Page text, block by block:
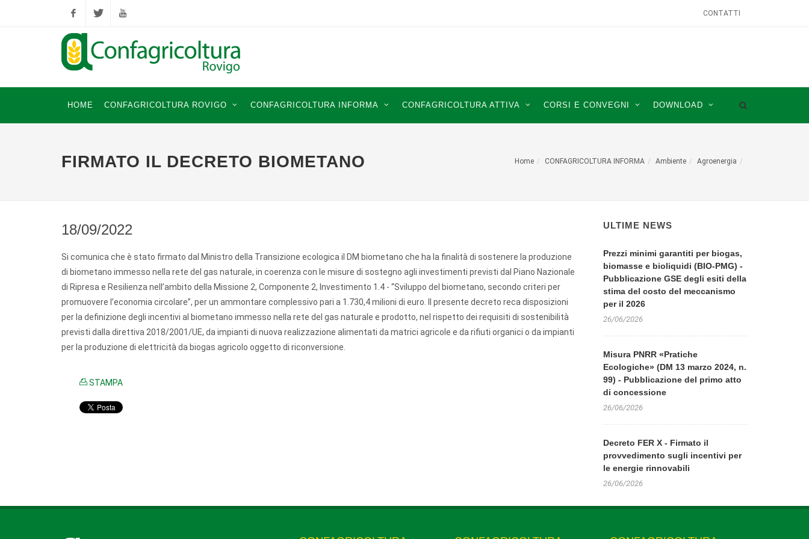
FacebookTwitter YouTube
CONTATTI
HOME CONFAGRICOLTURA ROVIGO CONFAGRICOLTURA INFORMA CONFAGRICOLTURA ATTIVA CORSI E CONVEGNI DOWNLOAD
FIRMATO IL DECRETO BIOMETANO Home CONFAGRICOLTURA INFORMA Ambiente Agroenergia
18/09/2022
Si comunica che è stato firmato dal Ministro della Transizione ecologica il DM biometano che ha la finalità di sostenere la produzione
di biometano immesso nella rete del gas naturale, in coerenza con le misure di sostegno agli investimenti previsti dal Piano Nazionale
di Ripresa e Resilienza nell’ambito della Missione 2, Componente 2, Investimento 1.4 - “Sviluppo del biometano, secondo criteri per
promuovere l’economia circolare”, per un ammontare complessivo pari a 1.730,4 milioni di euro. Il presente decreto reca disposizioni
per la definizione degli incentivi al biometano immesso nella rete del gas naturale e prodotto, nel rispetto dei requisiti di sostenibilità
previsti dalla direttiva 2018/2001/UE, da impianti di nuova realizzazione alimentati da matrici agricole e da rifiuti organici o da impianti
per la produzione di elettricità da biogas agricolo oggetto di riconversione.
STAMPA
ULTIME NEWS
Prezzi minimi garantiti per biogas,
biomasse e bioliquidi (BIO-PMG) -
Pubblicazione GSE degli esiti della
stima del costo del meccanismo
per il 2026
26/06/2026
Misura PNRR «Pratiche
Ecologiche» (DM 13 marzo 2024, n.
99) - Pubblicazione del primo atto
di concessione
26/06/2026
Decreto FER X - Firmato il
provvedimento sugli incentivi per
le energie rinnovabili
26/06/2026